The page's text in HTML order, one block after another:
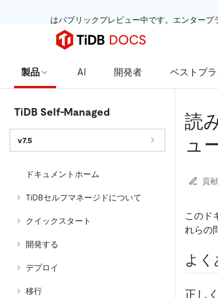
はパブリックプレビュー中です。エンター
製品 AI 開発者 ベストプ
TiDB Self-Managed
v7.5
ドキュメントホーム
TiDBセルフマネージドについて
クイックスタート
開発する
デプロイ
移行
読
ュ
貢献
このド
れらの
よく
正し